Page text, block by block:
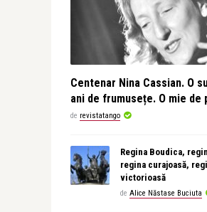
Centenar Nina Cassian. O
ani de frumusețe. O mie de
de revistatango
Regina Boudica,
regina curajoasă,
victorioasă
de Alice Năstase Buciuta